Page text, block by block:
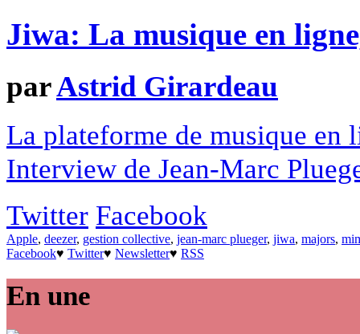
Jiwa: La musique en
parAstrid Girardeau
La plateforme de musique en
Interview de Jean-Marc
Twitter Facebook
Apple, deezer, gestion collective, jean-marc plueger, jiwa, majors,
Facebook♥ Twitter♥ Newsletter♥ RSS
En une